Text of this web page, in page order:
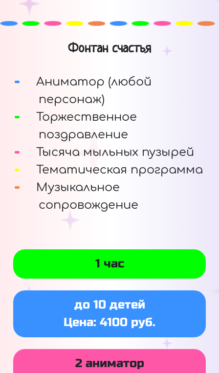
Фонтан счастья
Аниматор (любой
персонаж)
Торжественное
поздравление
Тысяча мыльных пузырей
Тематическая программа
Музыкальное
сопровождение
1 час
до 10 детей
Цена: 4100 руб.
2 аниматор